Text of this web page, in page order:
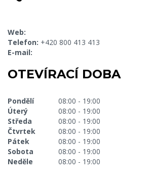
Web:
Telefon: +420 800 413 413
E-mail:
OTEVÍRACÍ DOBA
Pondělí
08:00 - 19:00
Úterý
08:00 - 19:00
Středa
08:00 - 19:00
Čtvrtek
08:00 - 19:00
Pátek
08:00 - 19:00
Sobota
08:00 - 19:00
Neděle
08:00 - 19:00